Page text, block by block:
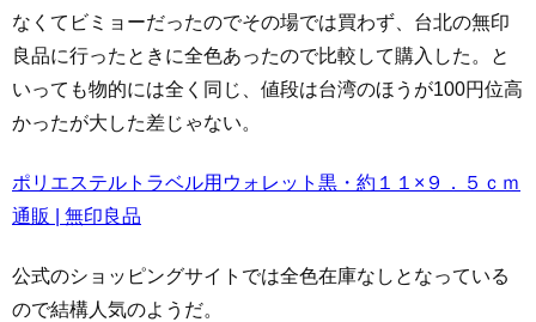
なくてビミョーだったのでその場では買わず、台北の無印
良品に行ったときに全色あったので比較して購入した。と
いっても物的には全く同じ、値段は台湾のほうが100円位高
かったが大した差じゃない。
ポリエステルトラベル用ウォレット黒・約１１×９．５ｃｍ
通販 | 無印良品
公式のショッピングサイトでは全色在庫なしとなっている
ので結構人気のようだ。